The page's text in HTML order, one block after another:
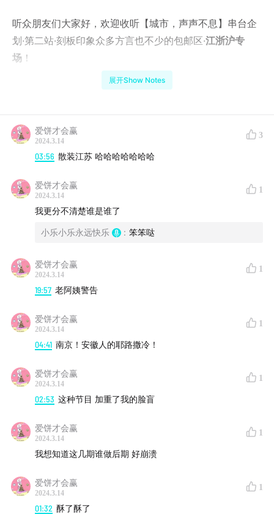
听众朋友们大家好，欢迎收听【城市，声声不息】串台企
划·第二站·刻板印象众多方言也不少的包邮区·江浙沪专
场 ！
航： 东北人聊东北：出走半生，归来竟被香个跟头？
），
紧急停靠北纬30度的江浙沪。江浙沪作为富饶的江南水
的文化历史底蕴，但同时也存在许多错综复杂的
“刻板印
，本期节目江浙沪代表队特意邀请了三地土著及两位有
会”，澄清由来以久的历史性偏见，并且随车送上主播
美食推荐
咯！
苏州女婿；
🎙️雨霖铃：《破罐？不摔》主播，上海话十级口语一级的
上海土著；
🎙️domino：《漫游者说》主播，北方上大学的浙江温州
🎙️胡阿姨：《JINGYI RADIO》
长大的江苏人；
🎙️Q老师：《朋友走慢点》
主播，广东人在江苏读书七年，
江苏是第二故乡。
展开Show Notes
爱饼才会赢
2024.3.14
3
03:56 散装江苏 哈哈哈哈哈哈哈
爱饼才会赢
2024.3.14
1
我更分不清楚谁是谁了
小乐小乐永远快乐 : 笨笨哒
爱饼才会赢
2024.3.14
1
19:57 老阿姨警告
爱饼才会赢
2024.3.14
1
04:41 南京！安徽人的耶路撒冷！
爱饼才会赢
2024.3.14
1
02:53 这种节目 加重了我的脸盲
爱饼才会赢
2024.3.14
1
我想知道这几期谁做后期 好崩溃
爱饼才会赢
2024.3.14
1
01:32 酥了酥了